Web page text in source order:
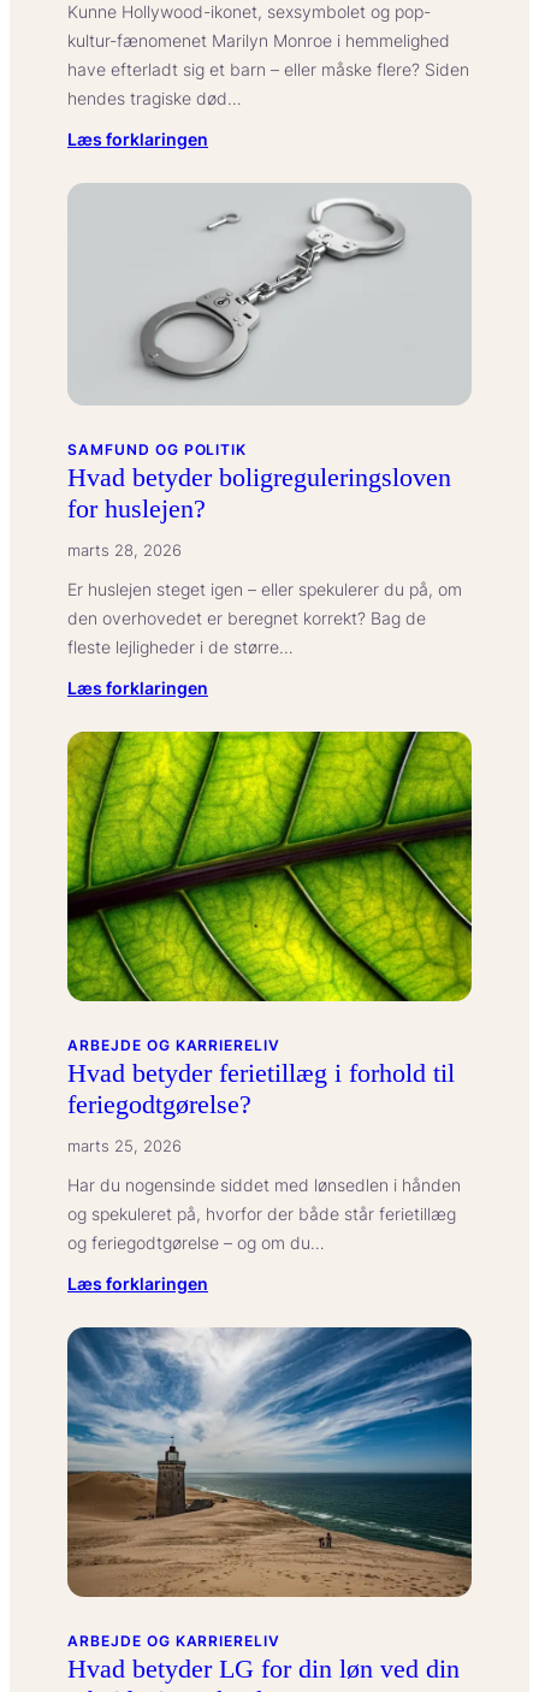
Kunne Hollywood-ikonet, sexsymbolet og pop-
kultur-fænomenet Marilyn Monroe i hemmelighed
have efterladt sig et barn – eller måske flere? Siden
hendes tragiske død…
Læs forklaringen
børn:
fakta
om
hendes
SAMFUND OG POLITIK
Hvad betyder boligreguleringsloven
for huslejen?
marts 28, 2026
Er huslejen steget igen – eller spekulerer du på, om
den overhovedet er beregnet korrekt? Bag de
fleste lejligheder i de større…
Læs forklaringen
betyder
boligreguleringsloven
for
huslejen?
ARBEJDE OG KARRIERELIV
Hvad betyder ferietillæg i forhold til
feriegodtgørelse?
marts 25, 2026
Har du nogensinde siddet med lønsedlen i hånden
og spekuleret på, hvorfor der både står ferietillæg
og feriegodtgørelse – og om du…
Læs forklaringen
betyder
ferietillæg
forhold
til
feriegodtgørelse?
ARBEJDE OG KARRIERELIV
Hvad betyder LG for din løn ved din